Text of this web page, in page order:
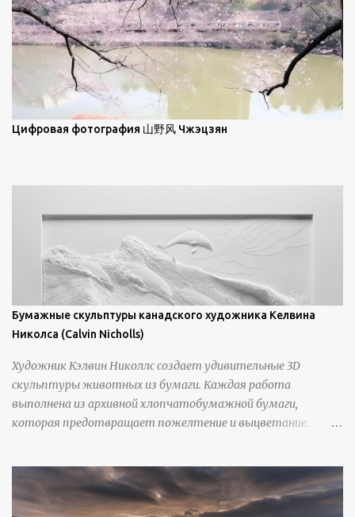
Брайан Шервин прокомментировал картины художника,
заявив, что "Такаюки Харада сочетает в себе классическую
элегантность живописи с реалиями современной жизни. В
некотором смысле, персонажи его картин предлагают
зрителям незаконченный рассказ, который усиливается его
уникальной манерой использования освещения". Для
просмотра всех работ, посетите страницу –
Цифровая фотография 山野风 Чжэцзян
Бумажные скульптуры канадского художника Келвина
Николса (Calvin Nicholls)
Художник Кэлвин Николлс создает удивительные 3D
скульптуры животных из бумаги. Каждая работа
выполнена из архивной хлопчатобумажной бумаги,
которая предотвращает пожелтение и выцветание.
инструменты для текстурирования, чтобы точно
вылепить каждую деталь. источник